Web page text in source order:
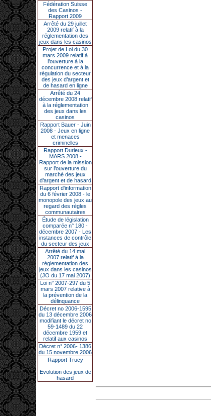
Fédération Suisse
des Casinos -
Rapport 2009
Arrêté du 29 juillet
2009 relatif à la
réglementation des
jeux dans les casinos
Projet de Loi du 30
mars 2009 relatif à
l’ouverture à la
concurrence et à la
régulation du secteur
des jeux d’argent et
de hasard en ligne
Arrêté du 24
décembre 2008 relatif
à la réglementation
des jeux dans les
casinos
Rapport Bauer - Juin
2008 - Jeux en ligne
et menaces
criminelles
Rapport Durieux -
MARS 2008 -
Rapport de la mission
sur l’ouverture du
marché des jeux
d’argent et de hasard
Rapport d'information
du 6 février 2008 - le
monopole des jeux au
regard des règles
communautaires
Étude de législation
comparée n° 180 -
décembre 2007 - Les
instances de contrôle
du secteur des jeux
Arrêté du 14 mai
2007 relatif à la
réglementation des
jeux dans les casinos
(JO du 17 mai 2007)
Loi n° 2007-297 du 5
mars 2007 relative à
la prévention de la
délinquance
Décret no 2006-1595
du 13 décembre 2006
modifiant le décret no
59-1489 du 22
décembre 1959 et
relatif aux casinos
Décret n° 2006- 1386
du 15 novembre 2006
Rapport Trucy
Evolution des jeux de
hasard